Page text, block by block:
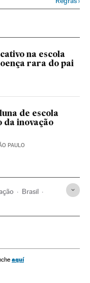
na escola
rara do pai
de escola
da inovação
PAULO
Brasil
aquí